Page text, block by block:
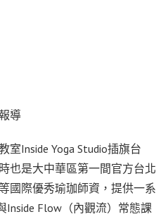
導
室Inside Yoga Studio插旗台
也是大中華區第一間官方台北
國際優秀瑜珈師資，提供一系
Inside Flow（內觀流）常態課